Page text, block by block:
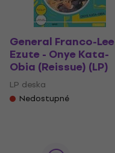
General Franco-Lee
Ezute - Onye Kata-
Obia (Reissue) (LP)
LP deska
Nedostupné